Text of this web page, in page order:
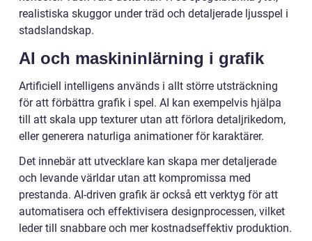
realistiska skuggor under träd och detaljerade ljusspel i
stadslandskap.
AI och maskininlärning i grafik
Artificiell intelligens används i allt större utsträckning
för att förbättra grafik i spel. AI kan exempelvis hjälpa
till att skala upp texturer utan att förlora detaljrikedom,
eller generera naturliga animationer för karaktärer.
Det innebär att utvecklare kan skapa mer detaljerade
och levande världar utan att kompromissa med
prestanda. AI-driven grafik är också ett verktyg för att
automatisera och effektivisera designprocessen, vilket
leder till snabbare och mer kostnadseffektiv produktion.